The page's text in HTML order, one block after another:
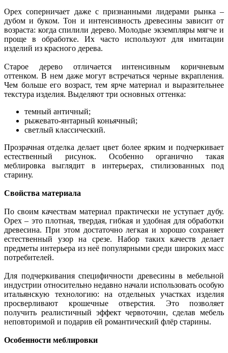
Орех соперничает даже с признанными лидерами рынка –
дубом и буком. Тон и интенсивность древесины зависит от
возраста: когда спилили дерево. Молодые экземпляры мягче и
проще в обработке. Их часто используют для имитации
изделий из красного дерева.
Старое дерево отличается интенсивным коричневым
оттенком. В нем даже могут встречаться черные вкрапления.
Чем больше его возраст, тем ярче материал и выразительнее
текстура изделия. Выделяют три основных оттенка:
темный античный;
рыжевато-янтарный коньячный;
светлый классический.
Прозрачная отделка делает цвет более ярким и подчеркивает
естественный рисунок. Особенно органично такая
меблировка выглядит в интерьерах, стилизованных под
старину.
Свойства материала
По своим качествам материал практически не уступает дубу.
Орех – это плотная, твердая, гибкая и удобная для обработки
древесина. При этом достаточно легкая и хорошо сохраняет
естественный узор на срезе. Набор таких качеств делает
предметы интерьера из неё популярными среди широких масс
потребителей.
Для подчеркивания специфичности древесины в мебельной
индустрии относительно недавно начали использовать особую
итальянскую технологию: на отдельных участках изделия
просверливают крошечные отверстия. Это позволяет
получить реалистичный эффект червоточин, сделав мебель
неповторимой и подарив ей романтический флёр старины.
Особенности меблировки